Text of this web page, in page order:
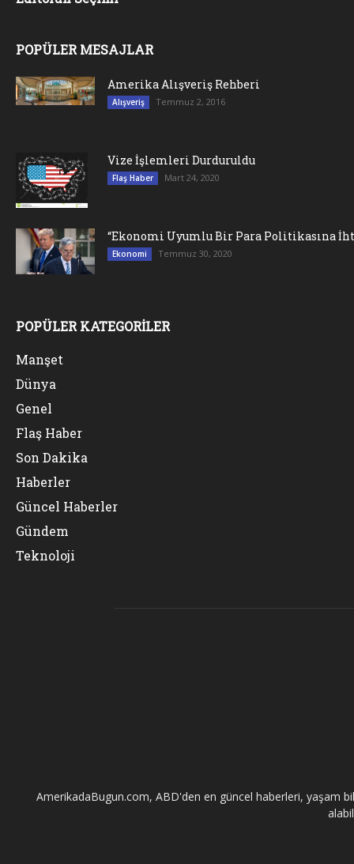
POPÜLER MESAJLAR
Amerika Alışveriş Rehberi
Alışveriş Temmuz 2, 2016
Vize İşlemleri Durduruldu
Flaş Haber Mart 24, 2020
“Ekonomi Uyumlu Bir Para Politikasına
Ekonomi Temmuz 30, 2020
POPÜLER KATEGORİLER
Manşet
Dünya
Genel
Flaş Haber
Son Dakika
Haberler
Güncel Haberler
Gündem
Teknoloji
AmerikadaBugun.com, ABD'den en güncel haberleri, yaşam